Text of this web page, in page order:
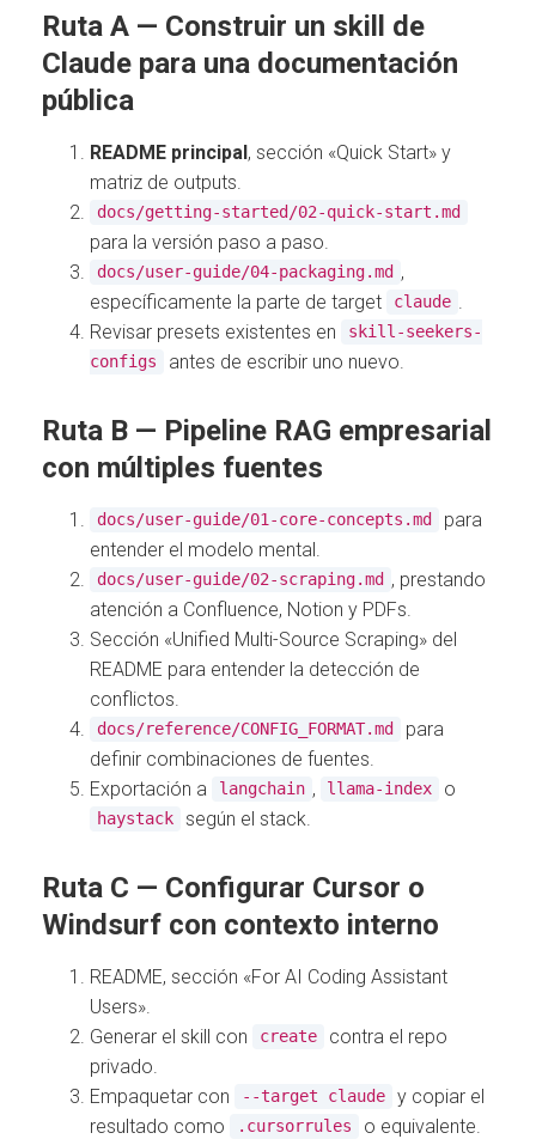
Ruta A — Construir un skill de
Claude para una documentación
pública
README principal, sección «Quick Start» y
matriz de outputs.
docs/getting-started/02-quick-start.md
para la versión paso a paso.
docs/user-guide/04-packaging.md ,
específicamente la parte de target
claude
Revisar presets existentes en
skill-seekers-
configs
antes de escribir uno nuevo.
Ruta B — Pipeline RAG empresarial
con múltiples fuentes
docs/user-guide/01-core-concepts.md
para
entender el modelo mental.
docs/user-guide/02-scraping.md , prestando
atención a Confluence, Notion y PDFs.
Sección «Unified Multi-Source Scraping» del
README para entender la detección de
conflictos.
docs/reference/CONFIG_FORMAT.md
para
definir combinaciones de fuentes.
Exportación a
langchain , llama-index o
haystack según el stack.
Ruta C — Configurar Cursor o
Windsurf con contexto interno
README, sección «For AI Coding Assistant
Users».
Generar el skill con
create
contra el repo
privado.
Empaquetar con
--target claude
y copiar el
resultado como
.cursorrules o equivalente.